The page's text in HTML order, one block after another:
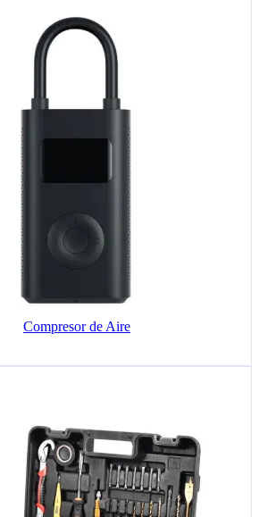
Compresor de Aire